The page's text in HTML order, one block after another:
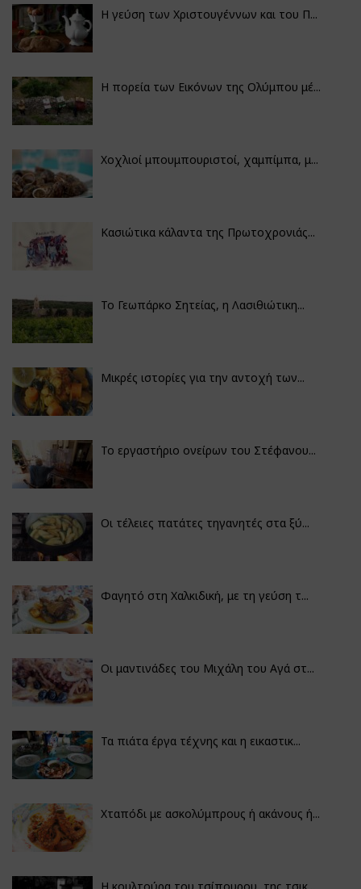
Η γεύση των Χριστουγέννων και του Π...
Η πορεία των Εικόνων της Ολύμπου μέ...
Χοχλιοί μπουμπουριστοί, χαμπίμπα, μ...
Κασιώτικα κάλαντα της Πρωτοχρονιάς...
Το Γεωπάρκο Σητείας, η Λασιθιώτικη...
Μικρές ιστορίες για την αντοχή των...
Το εργαστήριο ονείρων του Στέφανου...
Οι τέλειες πατάτες τηγανητές στα ξύ...
Φαγητό στη Χαλκιδική, με τη γεύση τ...
Οι μαντινάδες του Μιχάλη του Αγά στ...
Τα πιάτα έργα τέχνης και η εικαστικ...
Χταπόδι με ασκολύμπρους ή ακάνους ή...
Η κουλτούρα του τσίπουρου, της τσικ...